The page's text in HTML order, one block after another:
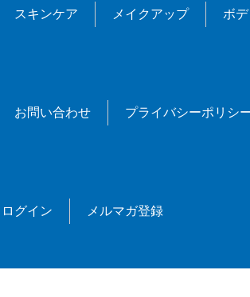
スキンケア メイクアップ ボ
お問い合わせ プライバシーポリシ
ログイン メルマガ登録